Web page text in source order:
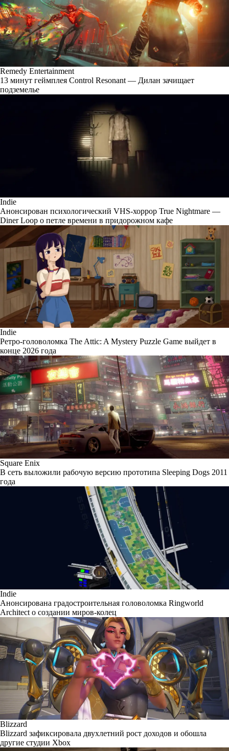
Remedy Entertainment
13 минут геймплея Control Resonant — Дилан зачищает
подземелье
Indie
Анонсирован психологический VHS-хоррор True Nightmare —
Diner Loop о петле времени в придорожном кафе
Indie
Ретро-головоломка The Attic: A Mystery Puzzle Game выйдет в
конце 2026 года
Square Enix
В сеть выложили рабочую версию прототипа Sleeping Dogs 2011
года
Indie
Анонсирована градостроительная головоломка Ringworld
Architect о создании миров-колец
Blizzard
Blizzard зафиксировала двухлетний рост доходов и обошла
другие студии Xbox